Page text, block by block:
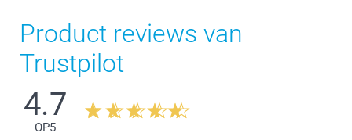
Product reviews van
Trustpilot
4.7
OP5